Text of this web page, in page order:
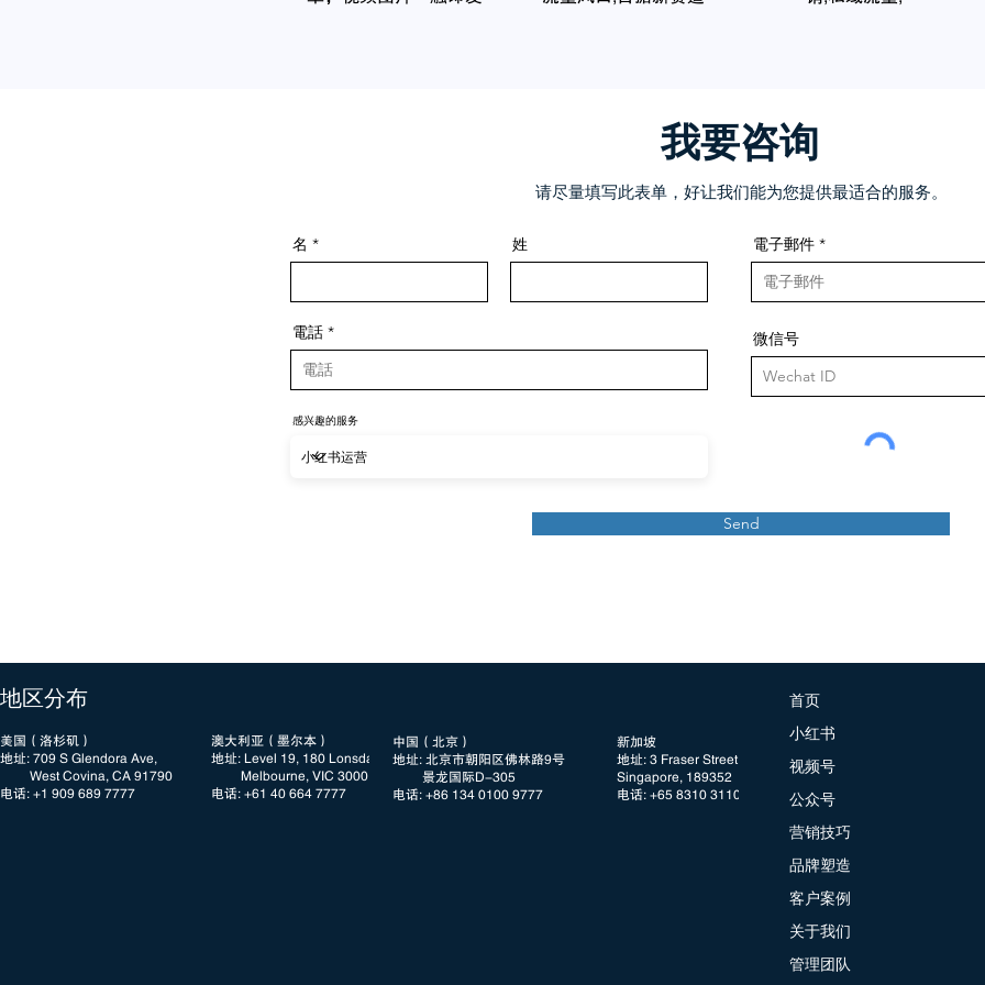
我要咨询
请尽量填写此表单，好让我们能为您提供最适合的服务。
名 姓
電話
感兴趣的服务
電子郵件
微信号
Send
​地区分布
美国（洛杉矶）
地址: 709 S Glendora Ave,
West Covina, CA 91790
电话: +1 909 689 7777​​
澳大利亚（墨尔本）
地址: Level 19, 180 Lonsdale Street
Melbourne, VIC 3000
电话: +61 40 664 7777
中国（北京）
地址: 北京市朝阳区佛林路9号
景龙国际D-305
电话: +86 134 0100 9777
新加坡
地址: 3 Fraser Street, #08 DUO Tower
Singapore, 189352
电话: +65 8310 3110
首页
小红书
视频号
公众号
营销技巧
品牌塑造
客户案例
关于我们
管理团队